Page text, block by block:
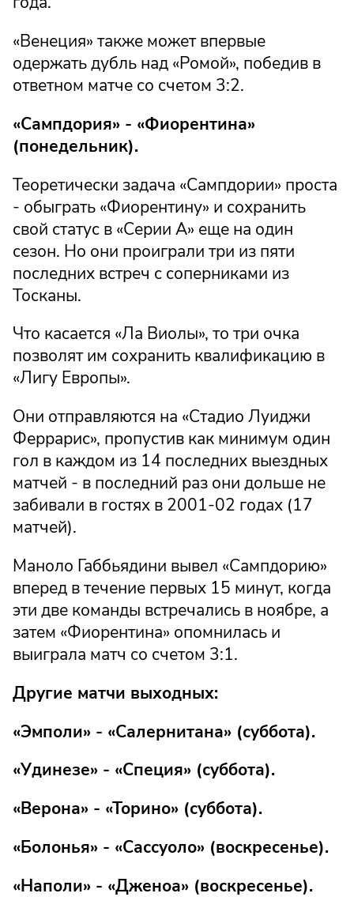
«Венеция» также может впервые
одержать дубль над «Ромой», победив в
ответном матче со счетом 3:2.
«Сампдория» - «Фиорентина»
(понедельник).
Теоретически задача «Сампдории» проста
- обыграть «Фиорентину» и сохранить
свой статус в «Серии А» еще на один
сезон. Но они проиграли три из пяти
последних встреч с соперниками из
Тосканы.
Что касается «Ла Виолы», то три очка
позволят им сохранить квалификацию в
«Лигу Европы».
Они отправляются на «Стадио Луиджи
Феррарис», пропустив как минимум один
гол в каждом из 14 последних выездных
матчей - в последний раз они дольше не
забивали в гостях в 2001-02 годах (17
матчей).
Маноло Габбьядини вывел «Сампдорию»
вперед в течение первых 15 минут, когда
эти две команды встречались в ноябре, а
затем «Фиорентина» опомнилась и
выиграла матч со счетом 3:1.
Другие матчи выходных:
«Эмполи» - «Салернитана» (суббота).
«Удинезе» - «Специя» (суббота).
«Верона» - «Торино» (суббота).
«Болонья» - «Сассуоло» (воскресенье).
«Наполи» - «Дженоа» (воскресенье).